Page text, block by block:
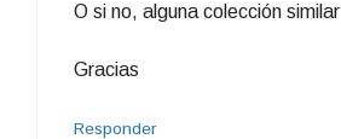
O si no, alguna colección similar
Gracias
Responder